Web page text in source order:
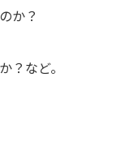
か？
？など。